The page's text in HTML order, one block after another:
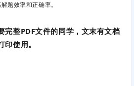
题效率和正确率。
完整PDF文件的同学，文末有文档
使用。